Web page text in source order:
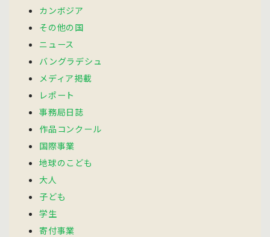
カンボジア
その他の国
ニュース
バングラデシュ
メディア掲載
レポート
事務局日誌
作品コンクール
国際事業
地球のこども
大人
子ども
学生
寄付事業